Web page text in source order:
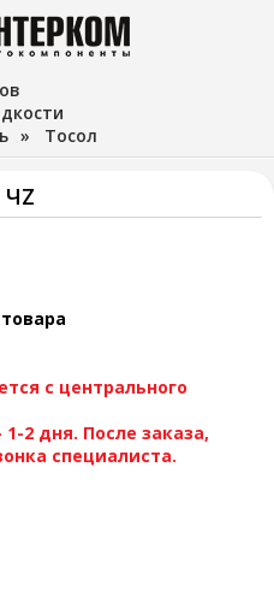
» Тосол
ЧZ
с центрального
2 дня. После заказа,
специалиста.